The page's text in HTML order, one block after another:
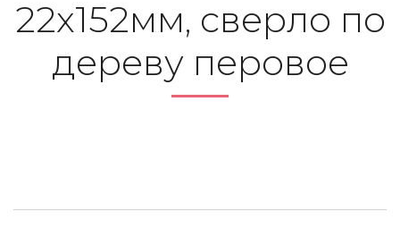
22x152мм, сверло по
дереву перовое